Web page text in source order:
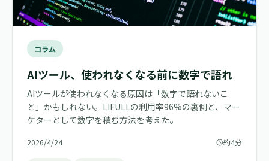
コラム
AIツール、使われなくなる前に数字で語れ
AIツールが使われなくなる原因は「数字で語れないこ
と」かもしれない。LIFULLの利用率96%の裏側と、マー
ケターとして数字を積む方法を考えた。
2026/4/24 約4分